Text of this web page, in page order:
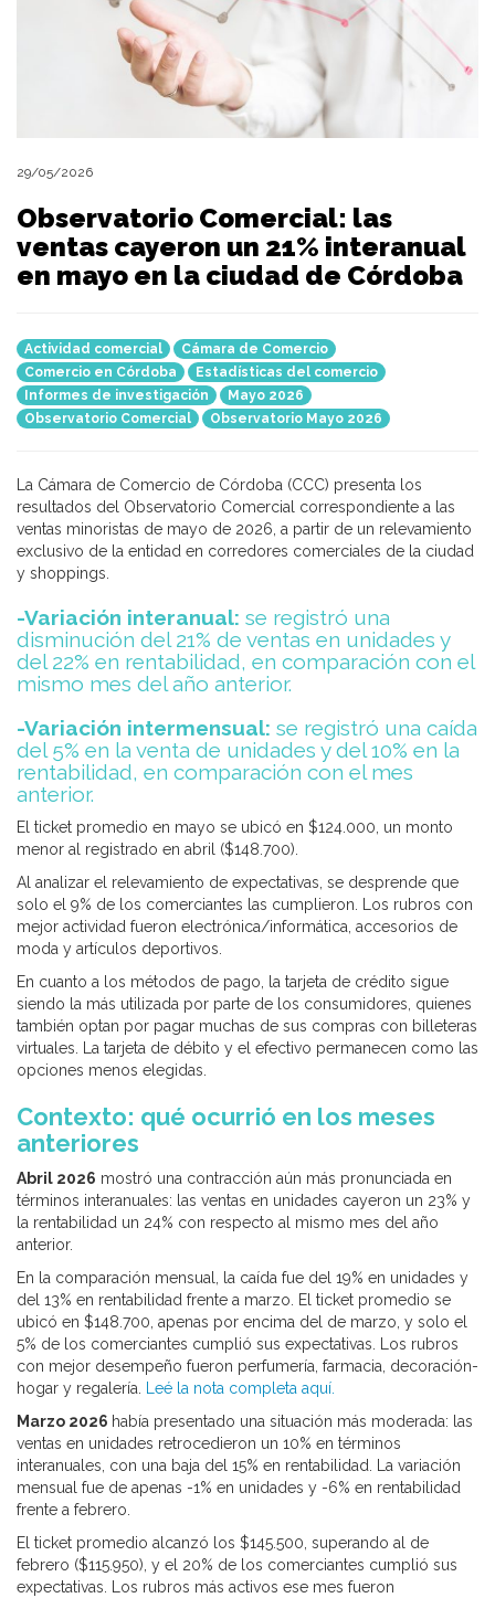
29/05/2026
Observatorio Comercial: las
ventas cayeron un 21% interanual
en mayo en la ciudad de Córdoba
Actividad comercial
Cámara de Comercio
Comercio en Córdoba
Estadísticas del comercio
Informes de investigación
Mayo 2026
Observatorio Comercial
Observatorio Mayo 2026
La Cámara de Comercio de Córdoba (CCC) presenta los
resultados del Observatorio Comercial correspondiente a las
ventas minoristas de mayo de 2026, a partir de un relevamiento
exclusivo de la entidad en corredores comerciales de la ciudad
y shoppings.
-Variación interanual: se registró una
disminución del 21% de ventas en unidades y
del 22% en rentabilidad, en comparación con el
mismo mes del año anterior.
-Variación intermensual: se registró una caída
del 5% en la venta de unidades y del 10% en la
rentabilidad, en comparación con el mes
anterior.
El ticket promedio en mayo se ubicó en $124.000, un monto
menor al registrado en abril ($148.700).
Al analizar el relevamiento de expectativas, se desprende que
solo el 9% de los comerciantes las cumplieron. Los rubros con
mejor actividad fueron electrónica/informática, accesorios de
moda y artículos deportivos.
En cuanto a los métodos de pago, la tarjeta de crédito sigue
siendo la más utilizada por parte de los consumidores, quienes
también optan por pagar muchas de sus compras con billeteras
virtuales. La tarjeta de débito y el efectivo permanecen como las
opciones menos elegidas.
Contexto: qué ocurrió en los meses
anteriores
Abril 2026 mostró una contracción aún más pronunciada en
términos interanuales: las ventas en unidades cayeron un 23% y
la rentabilidad un 24% con respecto al mismo mes del año
anterior.
En la comparación mensual, la caída fue del 19% en unidades y
del 13% en rentabilidad frente a marzo. El ticket promedio se
ubicó en $148.700, apenas por encima del de marzo, y solo el
5% de los comerciantes cumplió sus expectativas. Los rubros
con mejor desempeño fueron perfumería, farmacia, decoración-
hogar y regalería.
Leé la nota completa aquí.
Marzo 2026 había presentado una situación más moderada: las
ventas en unidades retrocedieron un 10% en términos
interanuales, con una baja del 15% en rentabilidad. La variación
mensual fue de apenas -1% en unidades y -6% en rentabilidad
frente a febrero.
El ticket promedio alcanzó los $145.500, superando al de
febrero ($115.950), y el 20% de los comerciantes cumplió sus
expectativas. Los rubros más activos ese mes fueron